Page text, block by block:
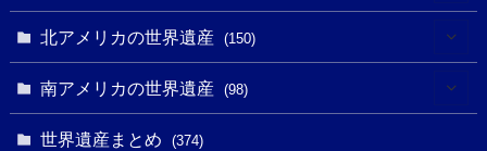
(10)
(10)(1)
(1)
(25)
北アメリカの世界遺産 (150)
(31)
南アメリカの世界遺産 (98)
世界遺産まとめ (374)